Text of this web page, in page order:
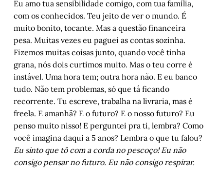
Eu amo tua sensibilidade comigo, com tua família,
com os conhecidos. Teu jeito de ver o mundo. É
muito bonito, tocante. Mas a questão financeira
pesa. Muitas vezes eu paguei as contas sozinha.
Fizemos muitas coisas junto, quando você tinha
grana, nós dois curtimos muito. Mas o teu corre é
instável. Uma hora tem; outra hora não. E eu banco
tudo. Não tem problemas, só que tá ficando
recorrente. Tu escreve, trabalha na livraria, mas é
freela. E amanhã? E o futuro? E o nosso futuro? Eu
penso muito nisso! E perguntei pra ti, lembra? Como
você imagina daqui a 5 anos? Lembra o que tu falou?
Eu sinto que tô com a corda no pescoço! Eu não
consigo pensar no futuro. Eu não consigo respirar.